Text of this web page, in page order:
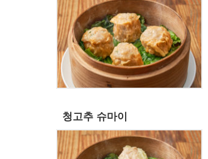
청고추 슈마이